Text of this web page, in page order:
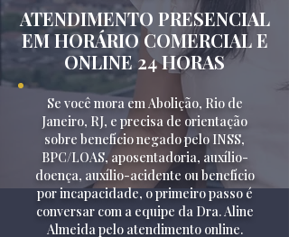
ATENDIMENTO PRESENCIAL
EM HORÁRIO COMERCIAL E
ONLINE 24 HORAS
Se você mora em Abolição, Rio de
Janeiro, RJ, e precisa de orientação
sobre benefício negado pelo INSS,
BPC/LOAS, aposentadoria, auxílio-
doença, auxílio-acidente ou benefício
por incapacidade, o primeiro passo é
conversar com a equipe da Dra. Aline
Almeida pelo atendimento online.